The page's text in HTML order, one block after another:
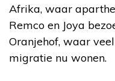
Afrika, waar
Remco en Joya
Oranjehof, waar
migratie nu wonen.